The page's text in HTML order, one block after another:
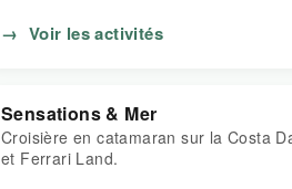
→ Voir les activités
Sensations & Mer
Croisière en catamaran sur la Costa
et Ferrari Land.